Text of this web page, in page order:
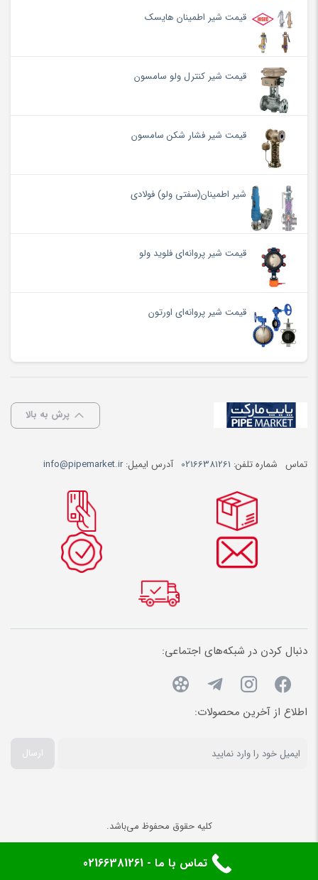
قیمت شیر اطمینان هایسک
قیمت شیر کنترل ولو سامسون
قیمت شیر فشار شکن سامسون
شیر اطمینان(سفتی ولو) فولادی
قیمت شیر پروانه‌ای فلوید ولو
قیمت شیر پروانه‌ای اورتون
پرش به بالا
تماس شماره تلفن: 02166381261 آدرس ایمیل:info@pipemarket.ir
دنبال کردن در شبکه‌های اجتماعی:
اطلاع از آخرین محصولات:
ارسال
کلیه حقوق محفوظ می‌باشد.
تماس با ما - 02166381261